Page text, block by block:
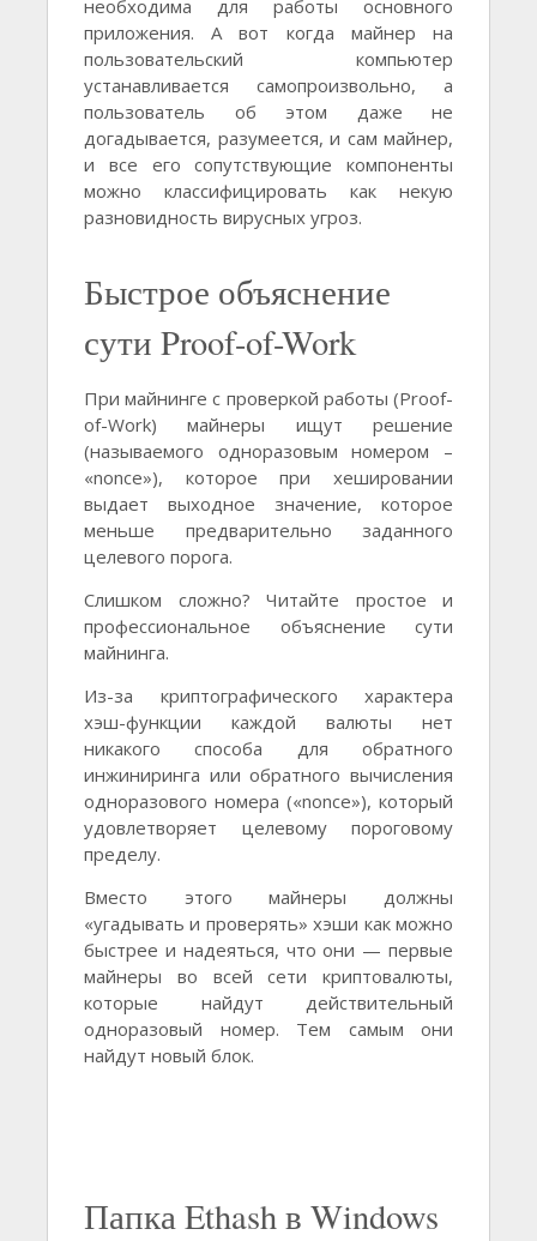
необходима для работы основного
приложения. А вот когда майнер на
пользовательский компьютер
устанавливается самопроизвольно, а
пользователь об этом даже не
догадывается, разумеется, и сам майнер,
и все его сопутствующие компоненты
можно классифицировать как некую
разновидность вирусных угроз.
Быстрое объяснение
сути Proof-of-Work
При майнинге с проверкой работы (Proof-
of-Work) майнеры ищут решение
(называемого одноразовым номером –
«nonce»), которое при хешировании
выдает выходное значение, которое
меньше предварительно заданного
целевого порога.
Слишком сложно? Читайте простое и
профессиональное объяснение сути
майнинга.
Из-за криптографического характера
хэш-функции каждой валюты нет
никакого способа для обратного
инжиниринга или обратного вычисления
одноразового номера («nonce»), который
удовлетворяет целевому пороговому
пределу.
Вместо этого майнеры должны
«угадывать и проверять» хэши как можно
быстрее и надеяться, что они — первые
майнеры во всей сети криптовалюты,
которые найдут действительный
одноразовый номер. Тем самым они
найдут новый блок.
Папка Ethash в Windows